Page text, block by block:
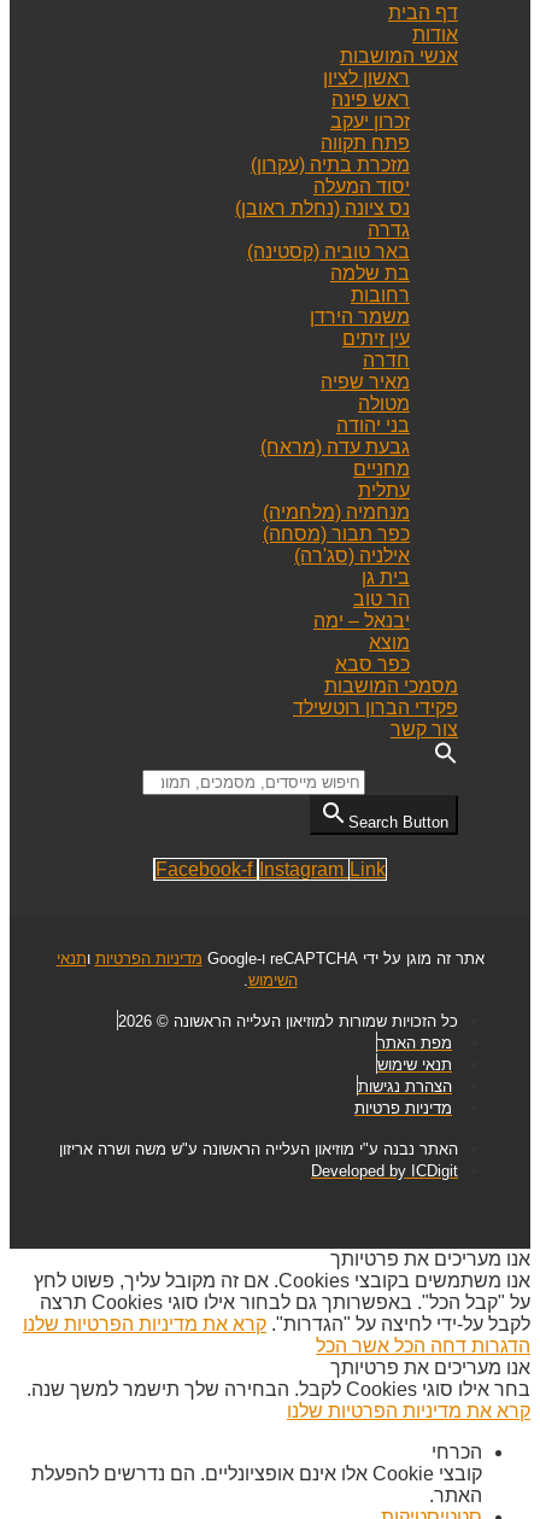
דף הבית
אודות
אנשי המושבות
ראשון לציון
ראש פינה
זכרון יעקב
פתח תקווה
מזכרת בתיה (עקרון)
יסוד המעלה
נס ציונה (נחלת ראובן)
גדרה
באר טוביה (קסטינה)
בת שלמה
רחובות
משמר הירדן
עין זיתים
חדרה
מאיר שפיה
מטולה
בני יהודה
גבעת עדה (מראח)
מחניים
עתלית
מנחמיה (מלחמיה)
כפר תבור (מסחה)
אילניה (סג'רה)
בית גן
הר טוב
יבנאל – ימה
מוצא
כפר סבא
מסמכי המושבות
פקידי הברון רוטשילד
צור קשר
Search Button
Facebook-f Instagram Link
אתר זה מוגן על ידי reCAPTCHA ו-Google מדיניות הפרטיות ותנאי
השימוש
כל הזכויות שמורות למוזיאון העלייה הראשונה © 2026
מפת האתר
תנאי שימוש
הצהרת נגישות
מדיניות פרטיות
האתר נבנה ע"י מוזיאון העלייה הראשונה ע"ש משה ושרה אריזון
Developed by ICDigit
אנו מעריכים את פרטיותך
אנו משתמשים בקובצי Cookies. אם זה מקובל עליך, פשוט לחץ
על "קבל הכל". באפשרותך גם לבחור אילו סוגי Cookies תרצה
לקבל על-ידי לחיצה על "הגדרות". קרא את מדיניות הפרטיות שלנו
הדגרות דחה הכל אשר הכל
אנו מעריכים את פרטיותך
בחר אילו סוגי Cookies לקבל. הבחירה שלך תישמר למשך שנה.
קרא את מדיניות הפרטיות שלנו
הכרחי
קובצי Cookie אלו אינם אופציונליים. הם נדרשים להפעלת
האתר.